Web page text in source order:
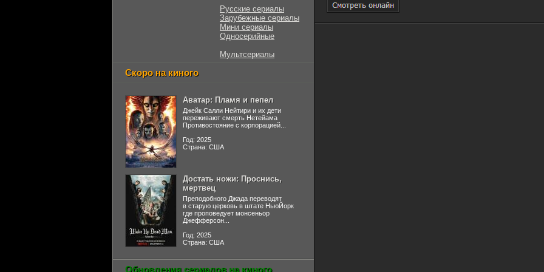
Русские сериалы
Зарубежные сериалы
Мини сериалы
Односерийные
Мультсериалы
Скоро на киного
Аватар: Пламя и пепел
Джейк Салли Нейтири и их дети
переживают смерть Нетейама
Противостояние с корпорацией...
Год: 2025
Страна: США
Достать ножи: Проснись,
мертвец
Преподобного Джада переводят
в старую церковь в штате НьюЙорк
где проповедует монсеньор
Джефферсон...
Год: 2025
Страна: США
Обновления сериалов на киного